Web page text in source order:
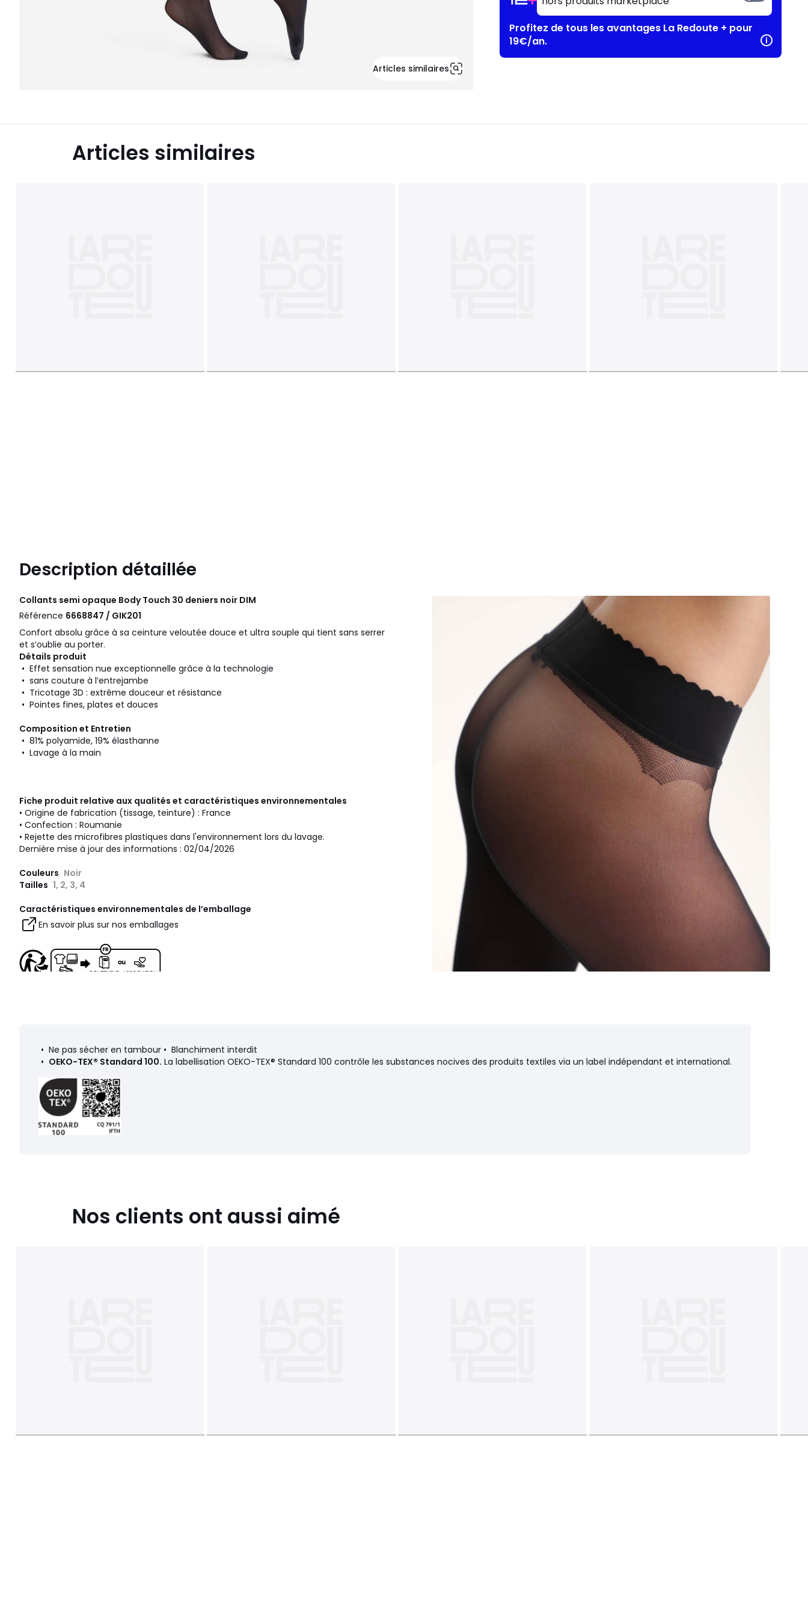
Articles similaires
Profitez de tous les avantages La Redoute + pour
19€/an.
Articles similaires
Description détaillée
Collants semi opaque Body Touch 30 deniers noir DIM
Référence 6668847 / GIK201
Confort absolu grâce à sa ceinture veloutée douce et ultra souple qui tient sans serrer
et s’oublie au porter.
Détails produit
• Effet sensation nue exceptionnelle grâce à la technologie
• sans couture à l’entrejambe
• Tricotage 3D : extrême douceur et résistance
• Pointes fines, plates et douces
Composition et Entretien
• 81% polyamide, 19% élasthanne
• Lavage à la main
Fiche produit relative aux qualités et caractéristiques environnementales
• Origine de fabrication (tissage, teinture) : France
• Confection : Roumanie
• Rejette des microfibres plastiques dans l'environnement lors du lavage.
Dernière mise à jour des informations : 02/04/2026
Couleurs Noir
Tailles 1, 2, 3, 4
Caractéristiques environnementales de l’emballage
En savoir plus sur nos emballages
• Ne pas sécher en tambour • Blanchiment interdit
• OEKO-TEX® Standard 100. La labellisation OEKO-TEX® Standard 100 contrôle les substances nocives des produits textiles via un label indépendant et international.
Nos clients ont aussi aimé